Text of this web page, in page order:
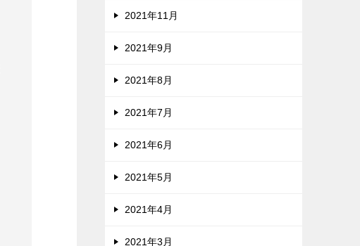
2021年11月
2021年9月
2021年8月
2021年7月
2021年6月
2021年5月
2021年4月
2021年3月